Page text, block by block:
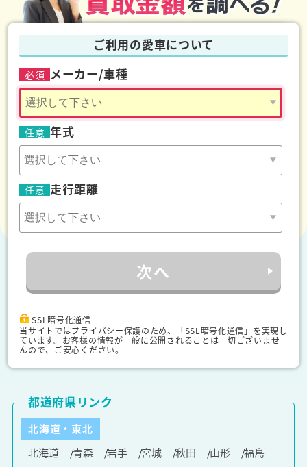
ご利用の愛車について
必須 メーカー/車種
任意 年式
任意 走行距離
次へ
SSL暗号化通信
当サイトではプライバシー保護のため、「SSL暗号化通信」を実現し
ています。お客様の情報が一般に公開されることは一切ございませ
んので、ご安心ください。
北海道・東北
北海道
青森 岩手 宮城 秋田 山形
福島
都道府県リンク